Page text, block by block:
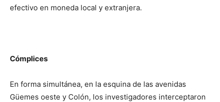
efectivo en moneda local y extranjera.
Cómplices
En forma simultánea, en la esquina de las avenidas
Güemes oeste y Colón, los investigadores interceptaron